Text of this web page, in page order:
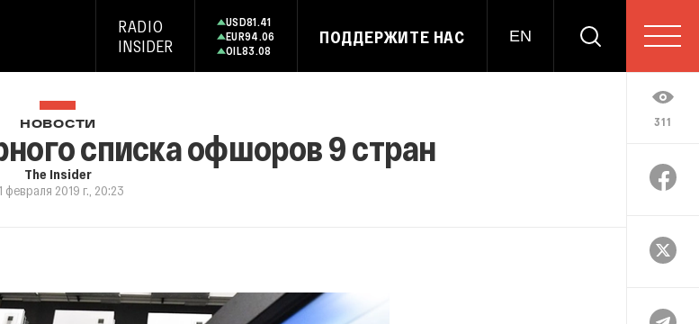
RADIO
INSIDER
USD81.41
EUR94.06
OIL83.08
ПОДДЕРЖИТЕ НАС EN
311
НОВОСТИ
списка офшоров 9 стран
The Insider
февраля 2019 г., 20:23